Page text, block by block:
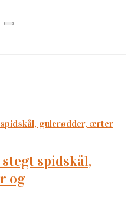
og